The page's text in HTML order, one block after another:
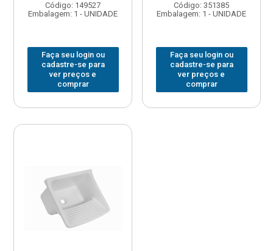
Código: 149527
Embalagem: 1 - UNIDADE
Faça seu login ou
cadastre-se para
ver preços e
comprar
Código: 351385
Embalagem: 1 - UNIDADE
Faça seu login ou
cadastre-se para
ver preços e
comprar